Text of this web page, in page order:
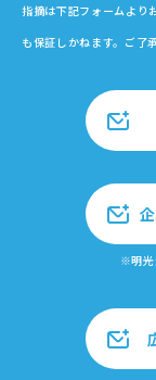
指摘は下記フォームより
も保証しかねます。ご了
※明光